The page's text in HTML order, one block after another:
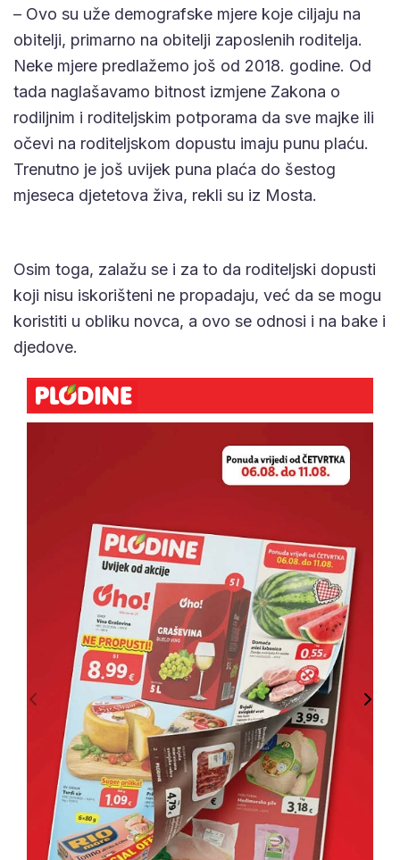
– Ovo su uže demografske mjere koje ciljaju na
obitelji, primarno na obitelji zaposlenih roditelja.
Neke mjere predlažemo još od 2018. godine. Od
tada naglašavamo bitnost izmjene Zakona o
rodiljnim i roditeljskim potporama da sve majke ili
očevi na roditeljskom dopustu imaju punu plaću.
Trenutno je još uvijek puna plaća do šestog
mjeseca djetetova živa, rekli su iz Mosta.
Osim toga, zalažu se i za to da roditeljski dopusti
koji nisu iskorišteni ne propadaju, već da se mogu
koristiti u obliku novca, a ovo se odnosi i na bake i
djedove.